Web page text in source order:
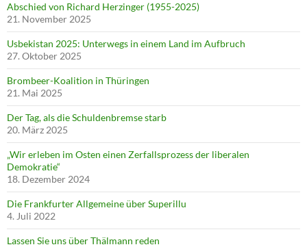
Abschied von Richard Herzinger (1955-2025)
21. November 2025
Usbekistan 2025: Unterwegs in einem Land im Aufbruch
27. Oktober 2025
Brombeer-Koalition in Thüringen
21. Mai 2025
Der Tag, als die Schuldenbremse starb
20. März 2025
„Wir erleben im Osten einen Zerfallsprozess der liberalen
Demokratie“
18. Dezember 2024
Die Frankfurter Allgemeine über Superillu
4. Juli 2022
Lassen Sie uns über Thälmann reden